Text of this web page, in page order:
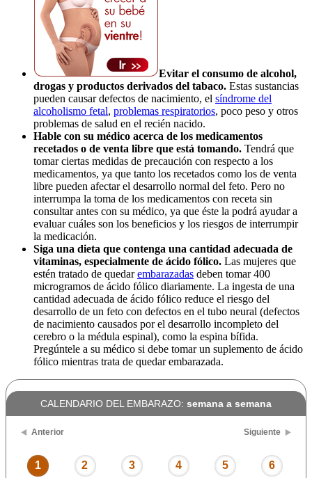
Evitar el consumo de alcohol,
drogas y productos derivados del tabaco. Estas sustancias
pueden causar defectos de nacimiento, el síndrome del
alcoholismo fetal, problemas respiratorios, poco peso y otros
problemas de salud en el recién nacido.
Hable con su médico acerca de los medicamentos
recetados o de venta libre que está tomando. Tendrá que
tomar ciertas medidas de precaución con respecto a los
medicamentos, ya que tanto los recetados como los de venta
libre pueden afectar el desarrollo normal del feto. Pero no
interrumpa la toma de los medicamentos con receta sin
consultar antes con su médico, ya que éste la podrá ayudar a
evaluar cuáles son los beneficios y los riesgos de interrumpir
la medicación.
Siga una dieta que contenga una cantidad adecuada de
vitaminas, especialmente de ácido fólico. Las mujeres que
estén tratado de quedarembarazadas deben tomar 400
microgramos de ácido fólico diariamente. La ingesta de una
cantidad adecuada de ácido fólico reduce el riesgo del
desarrollo de un feto con defectos en el tubo neural (defectos
de nacimiento causados por el desarrollo incompleto del
cerebro o la médula espinal), como la espina bífida.
Pregúntele a su médico si debe tomar un suplemento de ácido
fólico mientras trata de quedar embarazada.
CALENDARIO DEL EMBARAZO: semana a semana
Anterior Siguiente
1 2 3 4 5 6